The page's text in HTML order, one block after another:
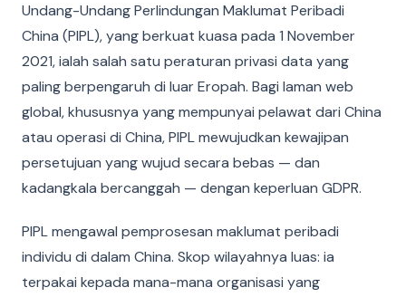
Undang-Undang Perlindungan Maklumat Peribadi
China (PIPL), yang berkuat kuasa pada 1 November
2021, ialah salah satu peraturan privasi data yang
paling berpengaruh di luar Eropah. Bagi laman web
global, khususnya yang mempunyai pelawat dari China
atau operasi di China, PIPL mewujudkan kewajipan
persetujuan yang wujud secara bebas — dan
kadangkala bercanggah — dengan keperluan GDPR.
PIPL mengawal pemprosesan maklumat peribadi
individu di dalam China. Skop wilayahnya luas: ia
terpakai kepada mana-mana organisasi yang